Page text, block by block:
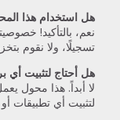
هل استخدام هذا
نعم، بالتأكيد!
تسجيلًا، ولا نقوم
هل أحتاج لتثبيت أي
لا أبداً. هذا محول
لتثبيت أي تطبيقات